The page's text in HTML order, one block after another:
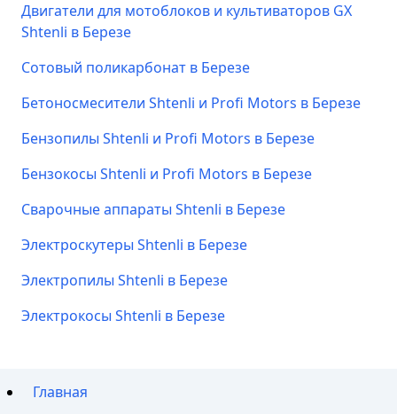
Двигатели для мотоблоков и культиваторов GX
Shtenli в Березе
Сотовый поликарбонат в Березе
Бетоносмесители Shtenli и Profi Motors в Березе
Бензопилы Shtenli и Profi Motors в Березе
Бензокосы Shtenli и Profi Motors в Березе
Сварочные аппараты Shtenli в Березе
Электроскутеры Shtenli в Березе
Электропилы Shtenli в Березе
Электрокосы Shtenli в Березе
Главная